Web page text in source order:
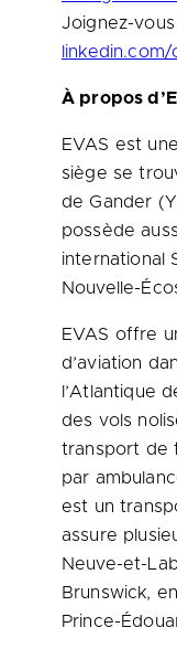
Joignez-
À propos
EVAS est
siège se
de Gander
possède
international
Nouvelle-
EVAS offre
d’aviation
l’Atlantique
des vols
transport de
par
est un
assure
Neuve-et-
Brunswick,
Prince-